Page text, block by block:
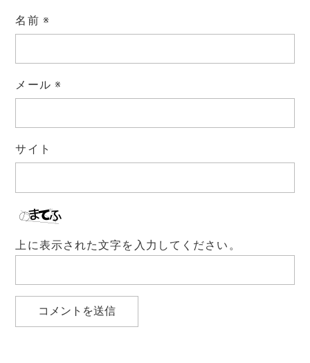
名前 ※
メール ※
サイト
上に表示された文字を入力してください。